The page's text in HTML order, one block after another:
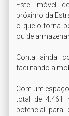
Este imóvel
próximo da
o que o torna
ou de
Conta ainda
facilitando a
Com um
total de 4.461
potencial para